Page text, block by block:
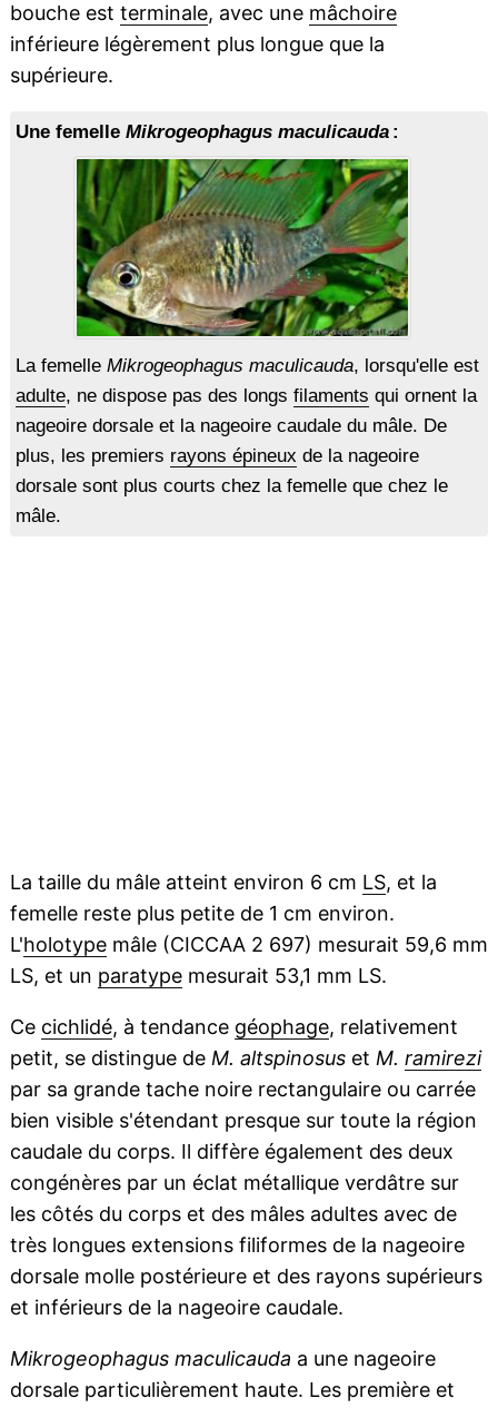
bouche est terminale, avec une mâchoire
inférieure légèrement plus longue que la
supérieure.
Une femelle Mikrogeophagus maculicauda:
La femelle Mikrogeophagus maculicauda, lorsqu'elle est
adulte, ne dispose pas des longs filaments qui ornent la
nageoire dorsale et la nageoire caudale du mâle. De
plus, les premiers rayons épineux de la nageoire
dorsale sont plus courts chez la femelle que chez le
mâle.
La taille du mâle atteint environ 6 cm LS, et la
femelle reste plus petite de 1 cm environ.
L'holotypemâle (CICCAA 2 697) mesurait 59,6 mm
LS, et un paratypemesurait 53,1 mm LS.
Ce cichlidé, à tendance géophage, relativement
petit, se distingue de M. altspinosuset M. ramirezi
par sa grande tache noire rectangulaire ou carrée
bien visible s'étendant presque sur toute la région
caudale du corps. Il diffère également des deux
congénères par un éclat métallique verdâtre sur
les côtés du corps et des mâles adultes avec de
très longues extensions filiformes de la nageoire
dorsale molle postérieure et des rayons supérieurs
et inférieurs de la nageoire caudale.
Mikrogeophagus maculicauda a une nageoire
dorsale particulièrement haute. Les première et